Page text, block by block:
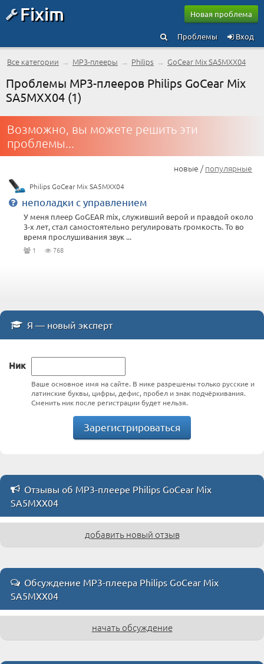
Fixim Новая проблема
Вход
Проблемы
Все категории → MP3-плееры → Philips → GoCear Mix SA5MXX04
Проблемы MP3-плееров Philips GoCear Mix
SA5MXX04 (1)
Возможно, вы можете решить эти
проблемы...
новые /популярные
Philips GoCear Mix SA5MXX04
неполадки с управлением
У меня плеер GoGEAR mix, служивший верой и правдой около
3-х лет, стал самостоятельно регулировать громкость. То во
время прослушивания звук ...
1 768
Я — новый эксперт
Ник
Ваше основное имя на сайте. В нике разрешены только русские и
латинские буквы, цифры, дефис, пробел и знак подчёркивания.
Сменить ник после регистрации будет нельзя.
Зарегистрироваться
Отзывы об MP3-плеере Philips GoCear Mix
SA5MXX04
добавить новый отзыв
Обсуждение MP3-плеера Philips GoCear Mix
SA5MXX04
начать обсуждение